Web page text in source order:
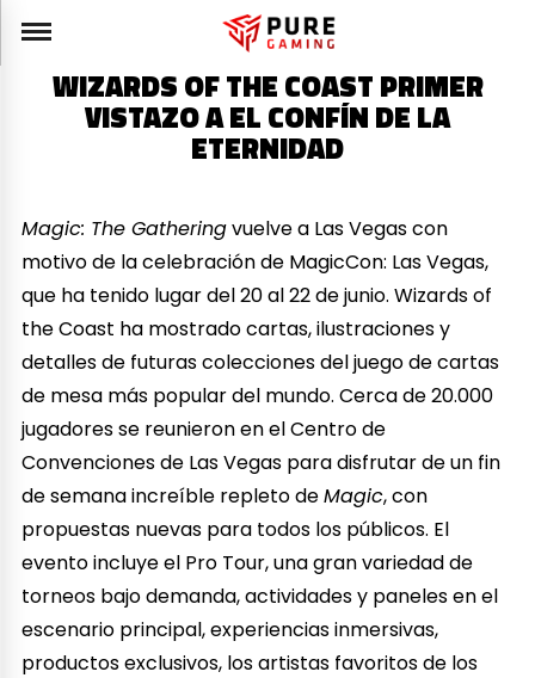
WIZARDS OF THE COAST PRIMER
VISTAZO A EL CONFÍN DE LA
ETERNIDAD
Magic: The Gatheringvuelve a Las Vegas con
motivo de la celebración de MagicCon: Las Vegas,
que ha tenido lugar del 20 al 22 de junio. Wizards of
the Coast ha mostrado cartas, ilustraciones y
detalles de futuras colecciones del juego de cartas
de mesa más popular del mundo. Cerca de 20.000
jugadores se reunieron en el Centro de
Convenciones de Las Vegas para disfrutar de un fin
de semana increíble repleto deMagic, con
propuestas nuevas para todos los públicos. El
evento incluye el Pro Tour, una gran variedad de
torneos bajo demanda, actividades y paneles en el
escenario principal, experiencias inmersivas,
productos exclusivos, los artistas favoritos de los